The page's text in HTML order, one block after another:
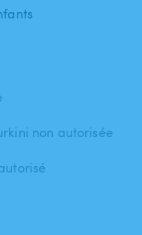
non autorisée